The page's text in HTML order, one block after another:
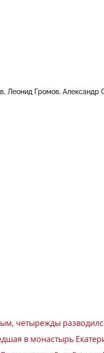
Леонид Громов Александр
четырежды
в монастырь